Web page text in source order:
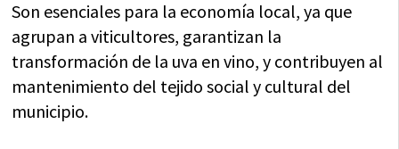
Son esenciales para la economía local, ya que
agrupan a viticultores, garantizan la
transformación de la uva en vino, y contribuyen al
mantenimiento del tejido social y cultural del
municipio.